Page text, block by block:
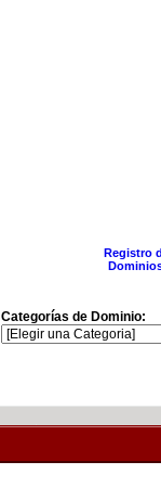
Registro
Categorías de Dominio: